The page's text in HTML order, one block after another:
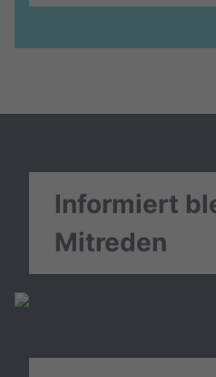
Informiert
Mitreden